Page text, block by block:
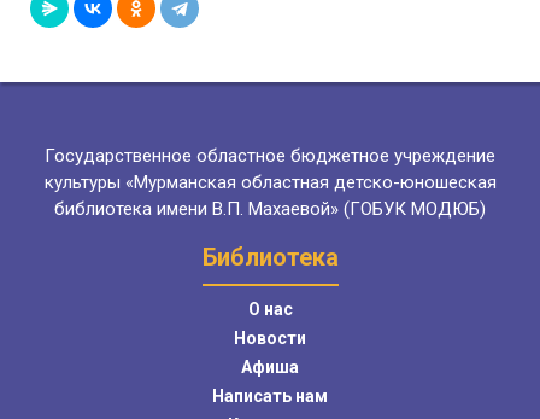
Государственное областное бюджетное учреждение
культуры «Мурманская областная детско-юношеская
библиотека имени В.П. Махаевой» (ГОБУК МОДЮБ)
Библиотека
О нас
Новости
Афиша
Написать нам